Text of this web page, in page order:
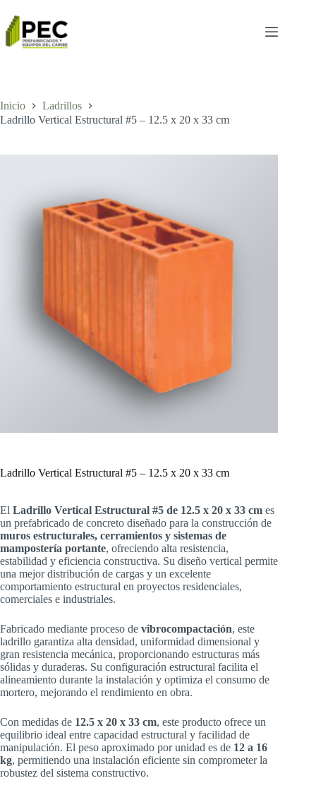
Inicio
Ladrillos
Ladrillo Vertical Estructural #5 – 12.5 x 20 x 33 cm
Ladrillo Vertical Estructural #5 – 12.5 x 20 x 33 cm
El Ladrillo Vertical Estructural #5 de 12.5 x 20 x 33 cm es
un prefabricado de concreto diseñado para la construcción de
muros estructurales, cerramientos y sistemas de
mampostería portante, ofreciendo alta resistencia,
estabilidad y eficiencia constructiva. Su diseño vertical permite
una mejor distribución de cargas y un excelente
comportamiento estructural en proyectos residenciales,
comerciales e industriales.
Fabricado mediante proceso de vibrocompactación, este
ladrillo garantiza alta densidad, uniformidad dimensional y
gran resistencia mecánica, proporcionando estructuras más
sólidas y duraderas. Su configuración estructural facilita el
alineamiento durante la instalación y optimiza el consumo de
mortero, mejorando el rendimiento en obra.
Con medidas de 12.5 x 20 x 33 cm, este producto ofrece un
equilibrio ideal entre capacidad estructural y facilidad de
manipulación. El peso aproximado por unidad es de 12 a 16
kg, permitiendo una instalación eficiente sin comprometer la
robustez del sistema constructivo.